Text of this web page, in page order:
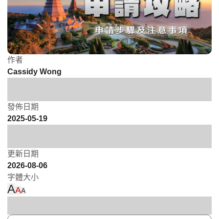
作者
Cassidy Wong
發佈日期
2025-05-19
更新日期
2026-08-06
字體大小
AAA